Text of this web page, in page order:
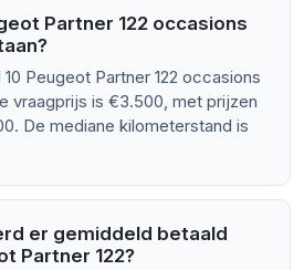
Partner 122 occasions
Peugeot Partner 122 occasions
vraagprijs is €3.500, met prijzen
De mediane kilometerstand is
er gemiddeld betaald
Partner 122?